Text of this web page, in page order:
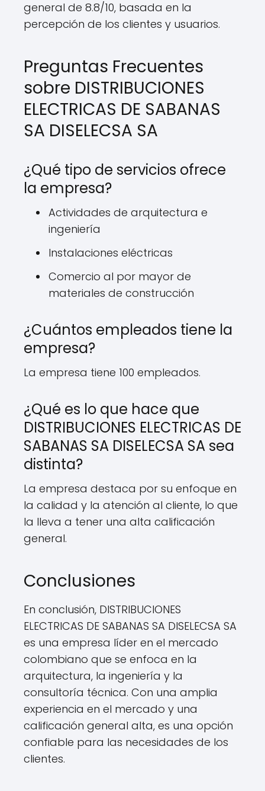
general de 8.8/10, basada en la
percepción de los clientes y usuarios.
Preguntas Frecuentes
sobre DISTRIBUCIONES
ELECTRICAS DE SABANAS
SA DISELECSA SA
¿Qué tipo de servicios ofrece
la empresa?
Actividades de arquitectura e
ingeniería
Instalaciones eléctricas
Comercio al por mayor de
materiales de construcción
¿Cuántos empleados tiene la
empresa?
La empresa tiene 100 empleados.
¿Qué es lo que hace que
DISTRIBUCIONES ELECTRICAS DE
SABANAS SA DISELECSA SA sea
distinta?
La empresa destaca por su enfoque en
la calidad y la atención al cliente, lo que
la lleva a tener una alta calificación
general.
Conclusiones
En conclusión, DISTRIBUCIONES
ELECTRICAS DE SABANAS SA DISELECSA SA
es una empresa líder en el mercado
colombiano que se enfoca en la
arquitectura, la ingeniería y la
consultoría técnica. Con una amplia
experiencia en el mercado y una
calificación general alta, es una opción
confiable para las necesidades de los
clientes.